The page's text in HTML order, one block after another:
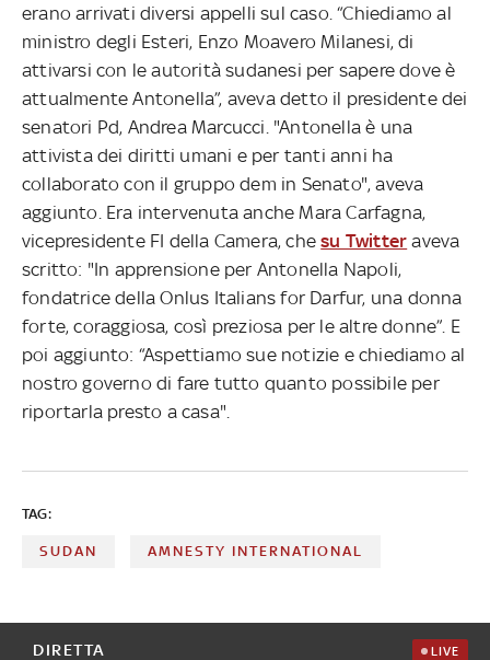
erano arrivati diversi appelli sul caso. “Chiediamo al
ministro degli Esteri, Enzo Moavero Milanesi, di
attivarsi con le autorità sudanesi per sapere dove è
attualmente Antonella”, aveva detto il presidente dei
senatori Pd, Andrea Marcucci. "Antonella è una
attivista dei diritti umani e per tanti anni ha
collaborato con il gruppo dem in Senato", aveva
aggiunto. Era intervenuta anche Mara Carfagna,
vicepresidente FI della Camera, chesu Twitter aveva
scritto: "In apprensione per Antonella Napoli,
fondatrice della Onlus Italians for Darfur, una donna
forte, coraggiosa, così preziosa per le altre donne”. E
poi aggiunto: “Aspettiamo sue notizie e chiediamo al
nostro governo di fare tutto quanto possibile per
riportarla presto a casa".
TAG:
SUDAN AMNESTY INTERNATIONAL
DIRETTA LIVE